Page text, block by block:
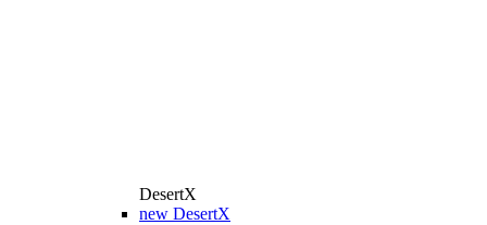
DesertX
new DesertX